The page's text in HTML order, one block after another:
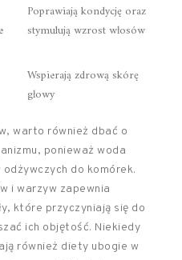
Poprawiają kondycję oraz
stymulują wzrost włosów
Wspierają zdrową skórę
głowy
warto również dbać o
ponieważ woda
do komórek.
i warzyw zapewnia
które przyczyniają się do
ich objętość. Niekiedy
również diety ubogie w